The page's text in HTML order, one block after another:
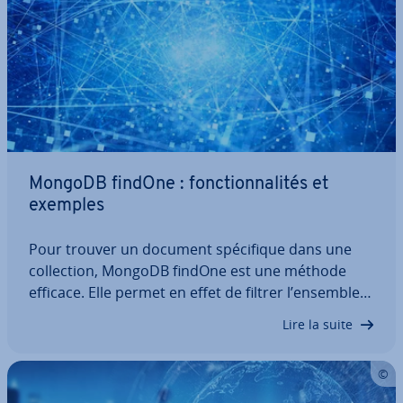
MongoDB findOne : fonc­tion­na­li­tés et
exemples
Pour trouver un document spé­ci­fique dans une
col­lec­tion, MongoDB findOne est une méthode
efficace. Elle permet en effet de filtrer l’ensemble
résultat à la fois. Notre article vous présente les
fonc­tion­na­li­tés de MongoDB findOne et…
Lire la suite